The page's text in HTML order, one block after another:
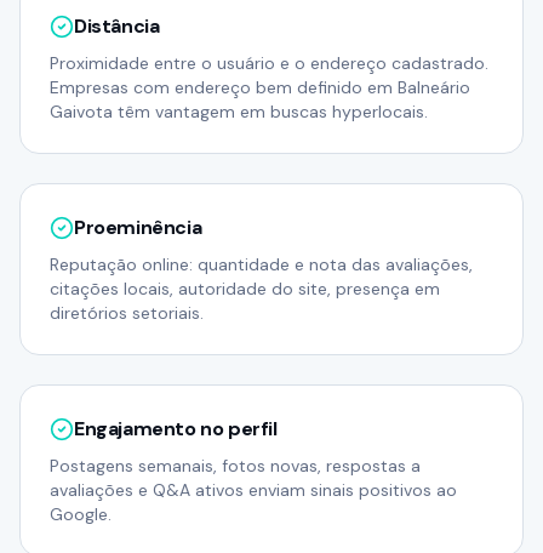
Distância
Proximidade entre o usuário e o endereço cadastrado.
Empresas com endereço bem definido em Balneário
Gaivota têm vantagem em buscas hyperlocais.
Proeminência
Reputação online: quantidade e nota das avaliações,
citações locais, autoridade do site, presença em
diretórios setoriais.
Engajamento no perfil
Postagens semanais, fotos novas, respostas a
avaliações e Q&A ativos enviam sinais positivos ao
Google.